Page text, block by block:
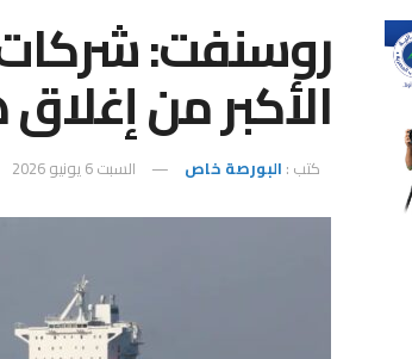
روسنفت: شركات
الأكبر من
كتب : البورصة خاص السبت 6 يونيو 2026